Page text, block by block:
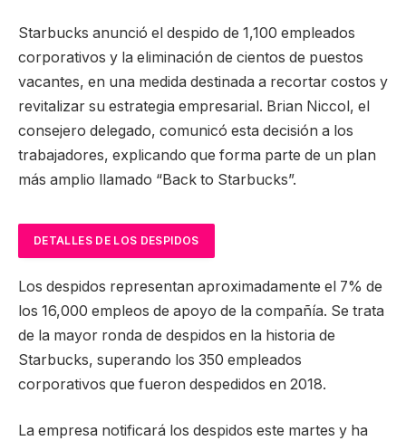
Starbucks anunció el despido de 1,100 empleados
corporativos y la eliminación de cientos de puestos
vacantes, en una medida destinada a recortar costos y
revitalizar su estrategia empresarial. Brian Niccol, el
consejero delegado, comunicó esta decisión a los
trabajadores, explicando que forma parte de un plan
más amplio llamado “Back to Starbucks”.
DETALLES DE LOS DESPIDOS
Los despidos representan aproximadamente el 7% de
los 16,000 empleos de apoyo de la compañía. Se trata
de la mayor ronda de despidos en la historia de
Starbucks, superando los 350 empleados
corporativos que fueron despedidos en 2018.
La empresa notificará los despidos este martes y ha